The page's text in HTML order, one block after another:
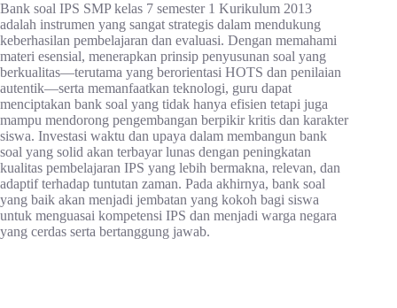
Bank soal IPS SMP kelas 7 semester 1 Kurikulum 2013
adalah instrumen yang sangat strategis dalam mendukung
keberhasilan pembelajaran dan evaluasi. Dengan memahami
materi esensial, menerapkan prinsip penyusunan soal yang
berkualitas—terutama yang berorientasi HOTS dan penilaian
autentik—serta memanfaatkan teknologi, guru dapat
menciptakan bank soal yang tidak hanya efisien tetapi juga
mampu mendorong pengembangan berpikir kritis dan karakter
siswa. Investasi waktu dan upaya dalam membangun bank
soal yang solid akan terbayar lunas dengan peningkatan
kualitas pembelajaran IPS yang lebih bermakna, relevan, dan
adaptif terhadap tuntutan zaman. Pada akhirnya, bank soal
yang baik akan menjadi jembatan yang kokoh bagi siswa
untuk menguasai kompetensi IPS dan menjadi warga negara
yang cerdas serta bertanggung jawab.